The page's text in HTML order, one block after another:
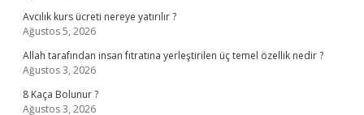
Avcılık kurs ücreti nereye yatırılır ?
Ağustos 5, 2026
Allah tarafından insan fıtratına yerleştirilen üç temel özellik nedir ?
Ağustos 3, 2026
8 Kaça Bolunur ?
Ağustos 3, 2026